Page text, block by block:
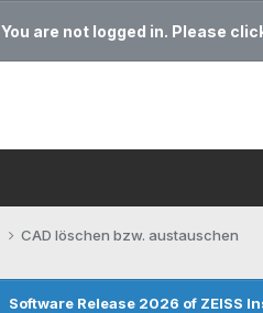
You are not logged in. Please
CAD löschen bzw. austauschen
Software Release 2026 of ZEISS